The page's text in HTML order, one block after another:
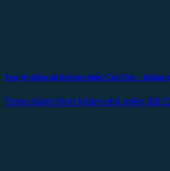
Top 10 điểm du lịch hot nhất Cần Thơ – Khám
Trong hành trình khám phá miền đất